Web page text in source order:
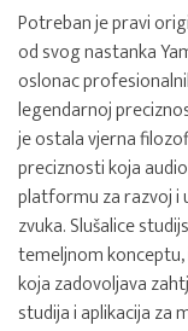
Potreban je pravi
od svog nastanka
oslonac
legendarnoj
je ostala vjerna
preciznosti koja
platformu za razvoj
zvuka. Slušalice
temeljnom
koja zadovoljava
studija i aplikacija za